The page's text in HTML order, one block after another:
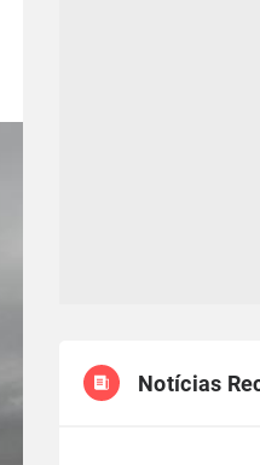
Notícias